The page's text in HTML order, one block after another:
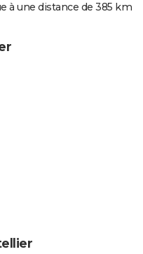
à une distance de 385 km